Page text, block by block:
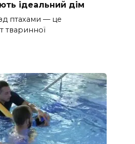
ідеальний дім
птахами — це
тваринної